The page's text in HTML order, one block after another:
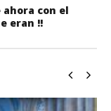
con el
eran !!